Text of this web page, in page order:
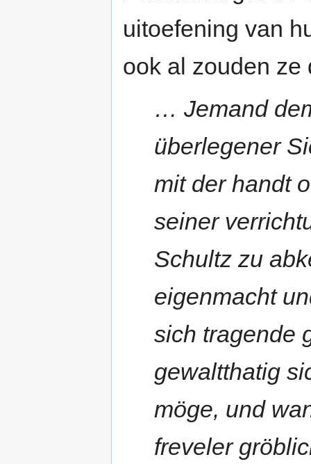
uitoefening van
ook al zouden ze
… Jemand
überlegener
mit der handt
seiner
Schultz zu
eigenmacht
sich tragende
gewaltthatig
möge, und
freveler